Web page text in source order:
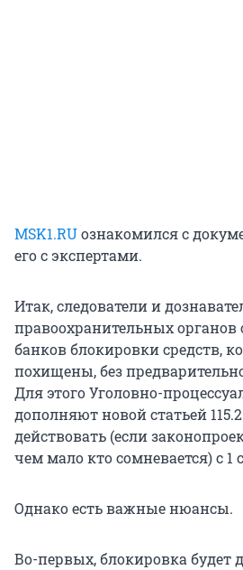
MSK1.RUознакомился с
его с экспертами.
Итак, следователи и
правоохранительных органов
банков блокировки средств,
похищены, без
Для этого Уголовно-
дополняют новой статьей
действовать (если
чем мало кто сомневается) с 1
Однако есть важные нюансы.
Во-первых, блокировка будет